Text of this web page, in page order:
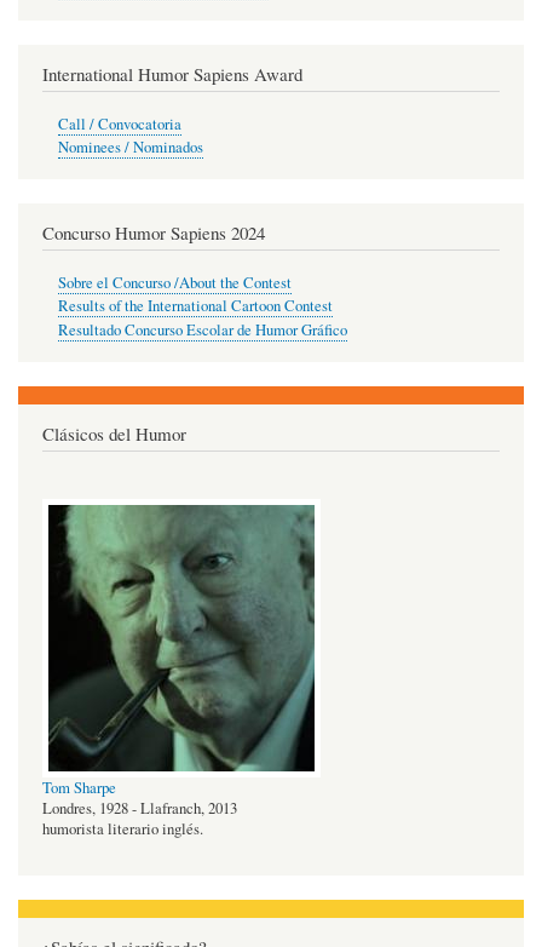
International Humor Sapiens Award
Call / Convocatoria
Nominees / Nominados
Concurso Humor Sapiens 2024
Sobre el Concurso /About the Contest
Results of the International Cartoon Contest
Resultado Concurso Escolar de Humor Gráfico
Clásicos del Humor
Tom Sharpe
Londres, 1928 - Llafranch, 2013
humorista literario inglés.